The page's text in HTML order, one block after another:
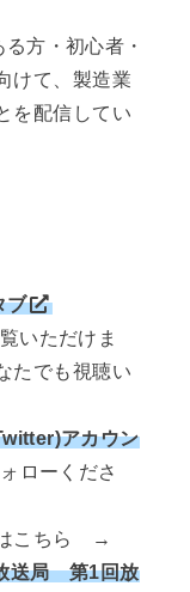
方・初心者・
けて、製造業
を配信してい
ブ
いただけま
たでも視聴い
アカウン
ローくださ
はこちら →
送局 第1回放